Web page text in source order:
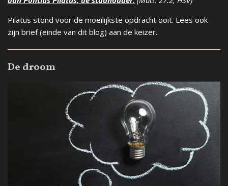
Pilatus stond voor de moeilijkste opdracht ooit. Lees ook
zijn brief (einde van dit blog) aan de keizer.
De droom